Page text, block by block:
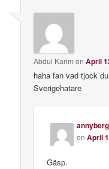
Abdul Karim onApril
haha fan vad tjock
Sverigehatare
onApril
Gäsp.